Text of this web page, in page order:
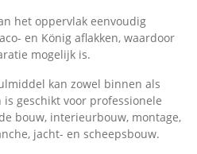
het oppervlak eenvoudig
en König aflakken, waardoor
mogelijk is.
kan zowel binnen als
geschikt voor professionele
bouw, interieurbouw, montage,
jacht- en scheepsbouw.